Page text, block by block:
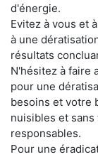
d'énergie.
Evitez à vous et
à une
résultats
N'hésitez à faire
pour une
besoins et votre
nuisibles et
responsables.
Pour une